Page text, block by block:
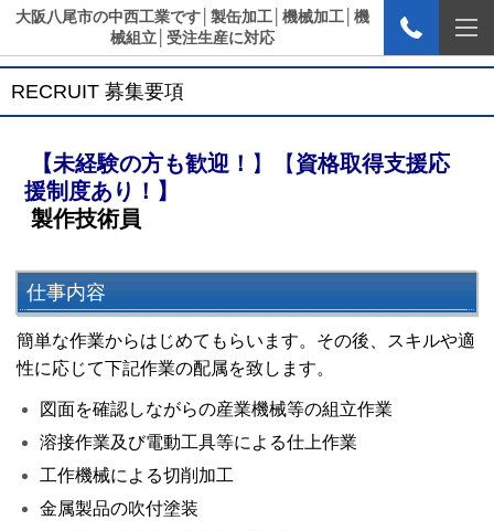
大阪八尾市の中西工業です│製缶加工│機械加工│機
械組立│受注生産に対応
RECRUIT 募集要項
【未経験の方も歓迎！ 】【資格取得支援応
援制度あり！ 】
製作技術員
仕事内容
簡単な作業からはじめてもらいます。​ その後、スキルや適
性に応じて下記作業の配属を致します。
図面を確認しながらの産業機械等の組立作業
溶接作業及び電動工具等による仕上作業
工作機械による切削加工
金属製品の吹付塗装